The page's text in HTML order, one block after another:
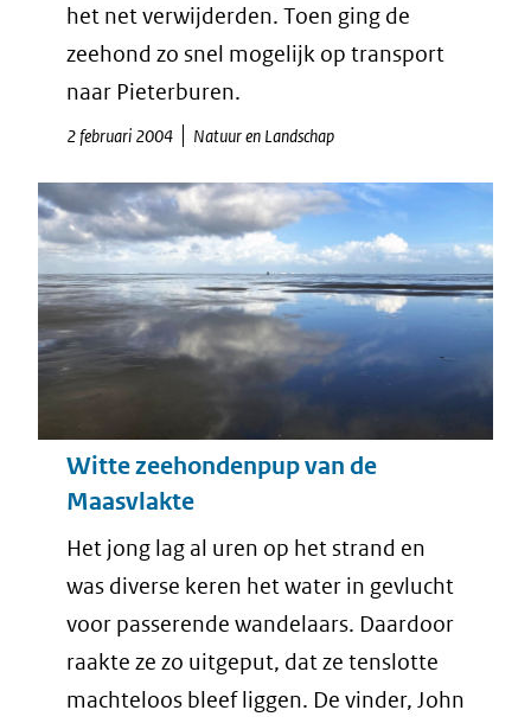
het net verwijderden. Toen ging de
zeehond zo snel mogelijk op transport
naar Pieterburen.
2 februari 2004 Natuur en Landschap
Witte zeehondenpup van de
Maasvlakte
Het jong lag al uren op het strand en
was diverse keren het water in gevlucht
voor passerende wandelaars. Daardoor
raakte ze zo uitgeput, dat ze tenslotte
machteloos bleef liggen. De vinder, John